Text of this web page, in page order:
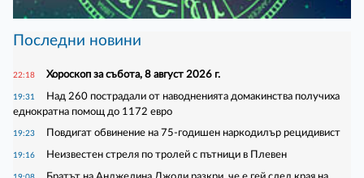
Последни новини
22:18 Хороскоп за събота, 8 август 2026 г.
19:31
Над 260 пострадали от наводненията домакинства получиха
еднократна помощ до 1172 евро
19:23 Повдигат обвинение на 75-годишен наркодилър рецидивист
19:16 Неизвестен стреля по тролей с пътници в Плевен